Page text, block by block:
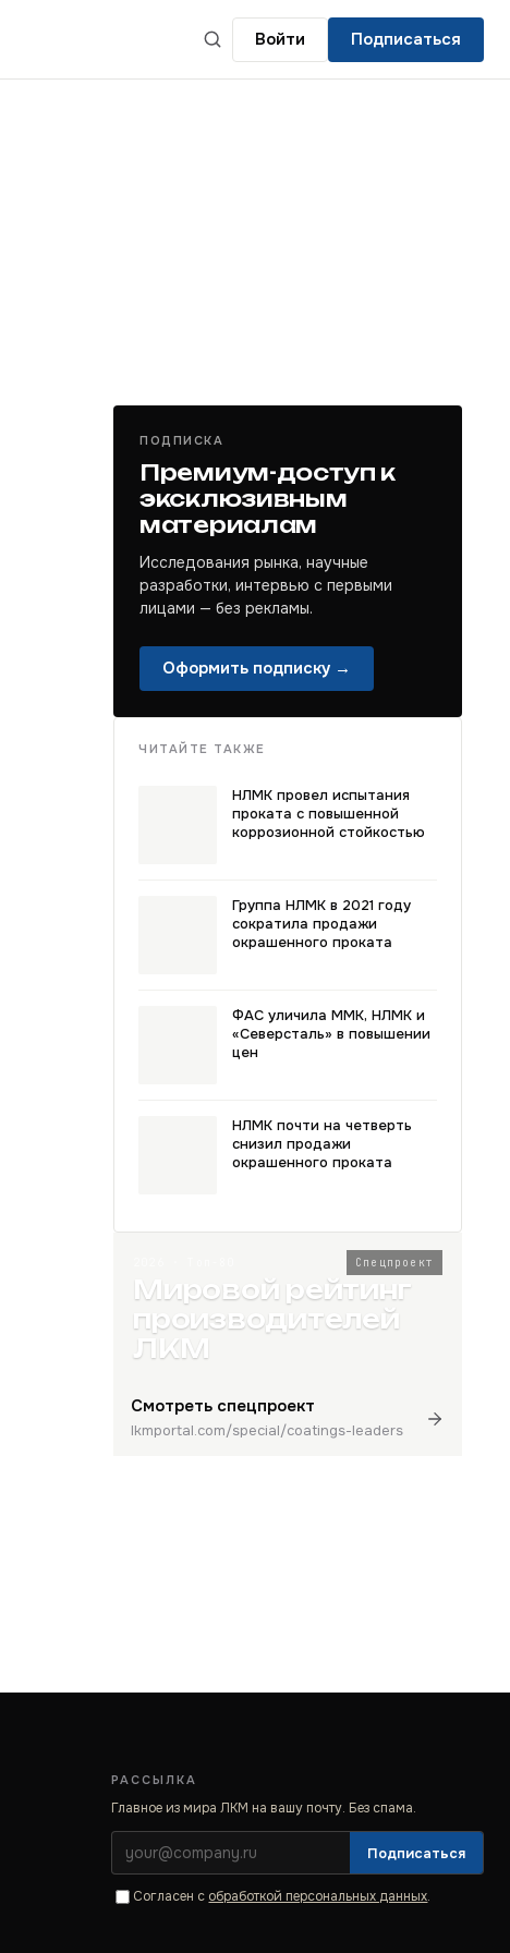
Войти Подписаться
ПОДПИСКА
Премиум-доступ к
эксклюзивным
материалам
Исследования рынка, научные
разработки, интервью с первыми
лицами — без рекламы.
Оформить подписку →
ЧИТАЙТЕ ТАКЖЕ
НЛМК провел испытания
проката с повышенной
коррозионной стойкостью
Группа НЛМК в 2021 году
сократила продажи
окрашенного проката
ФАС уличила ММК, НЛМК и
«Северсталь» в повышении
цен
НЛМК почти на четверть
снизил продажи
окрашенного проката
Спецпроект
Мировой рейтинг
производителей
ЛКМ
Смотреть спецпроект
lkmportal.com/special/coatings-leaders
РАССЫЛКА
Главное из мира ЛКМ на вашу почту. Без спама.
Подписаться
Согласен с обработкой персональных данных.